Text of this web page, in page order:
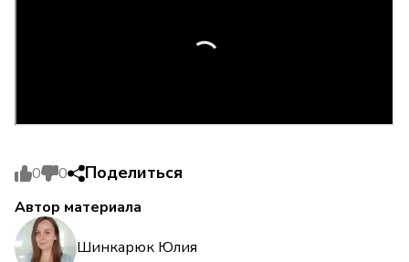
0 0 Поделиться
Автор материала
Шинкарюк Юлия